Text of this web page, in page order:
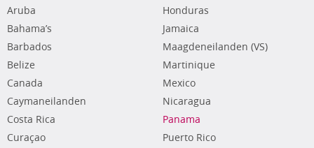
Aruba
Bahama’s
Barbados
Belize
Canada
Caymaneilanden
Costa Rica
Curaçao
Honduras
Jamaica
Maagdeneilanden (VS)
Martinique
Mexico
Nicaragua
Panama
Puerto Rico